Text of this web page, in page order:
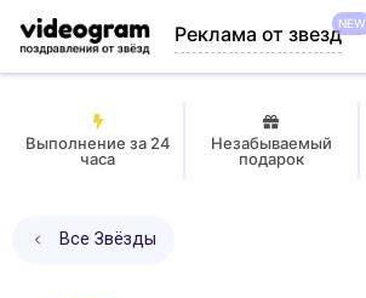
Реклама от звездNEW
Выполнение за 24
часа
Незабываемый
подарок
Все Звёзды